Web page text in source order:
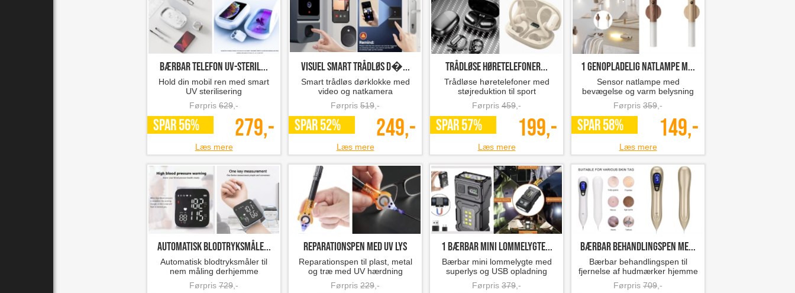
Bærbar telefon UV-steril...
Hold din mobil ren med smart
UV sterilisering
Førpris 629 ,-
SPAR 56% 279,-
Læs mere
Visuel smart trådløs d�...
Smart trådløs dørklokke med
video og natkamera
Førpris 519 ,-
SPAR 52% 249,-
Læs mere
Trådløse høretelefoner...
Trådløse høretelefoner med
støjreduktion til sport
Førpris 459 ,-
SPAR 57% 199,-
Læs mere
1 genopladelig natlampe m...
Sensor natlampe med
bevægelse og varm belysning
Førpris 359 ,-
SPAR 58% 149,-
Læs mere
Automatisk blodtryksmåle...
Automatisk blodtryksmåler til
nem måling derhjemme
Førpris 729 ,-
reparationspen med UV lys
Reparationspen til plast, metal
og træ med UV hærdning
Førpris 229 ,-
1 bærbar mini lommelygte...
Bærbar mini lommelygte med
superlys og USB opladning
Førpris 379 ,-
Bærbar behandlingspen me...
Bærbar behandlingspen til
fjernelse af hudmærker hjemme
Førpris 709 ,-